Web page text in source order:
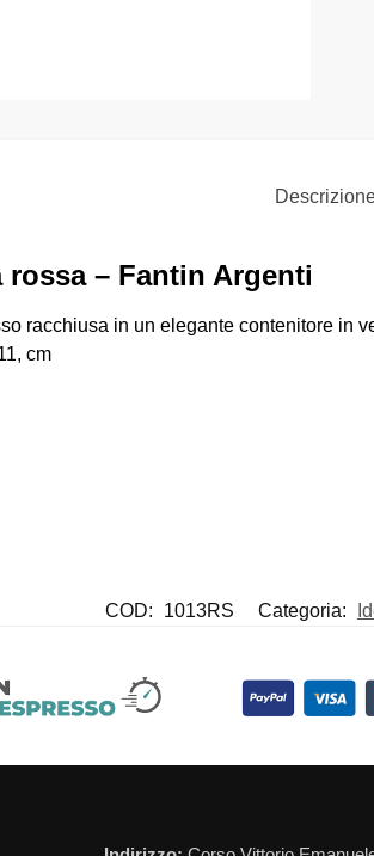
rossa – Fantin Argenti
racchiusa in un elegante contenitore in
cm
COD: 1013RS Categoria: